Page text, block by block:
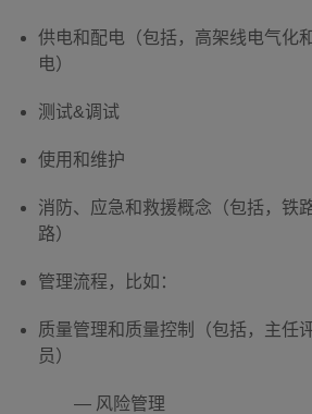
供电和配电（包括，高架线电气化
电）
测试&调试
使用和维护
消防、应急和救援概念（包括，铁
路）
管理流程，比如：
质量管理和质量控制（包括，主任
员）
	    —
风险管理